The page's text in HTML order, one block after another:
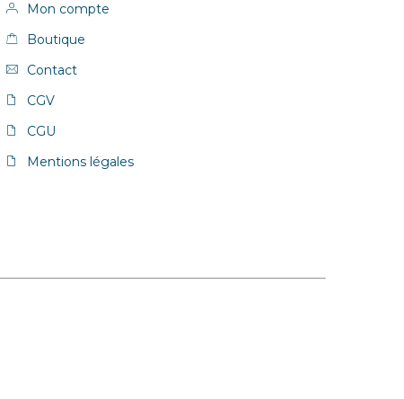
Mon compte
Boutique
Contact
CGV
CGU
Mentions légales